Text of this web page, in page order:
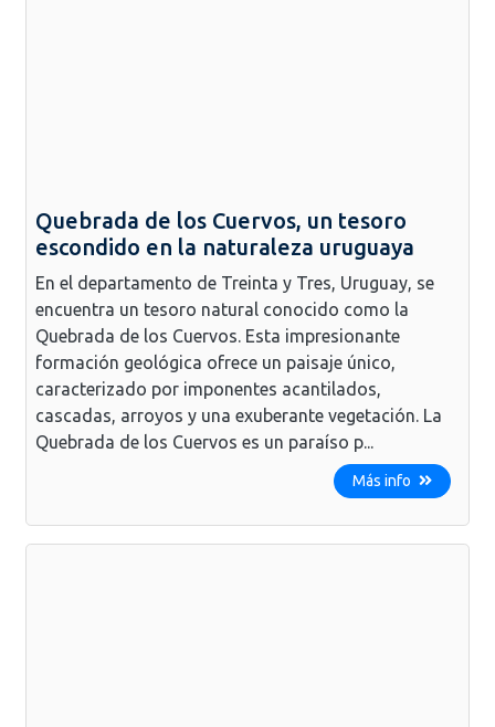
Quebrada de los Cuervos, un tesoro
escondido en la naturaleza uruguaya
En el departamento de Treinta y Tres, Uruguay, se
encuentra un tesoro natural conocido como la
Quebrada de los Cuervos. Esta impresionante
formación geológica ofrece un paisaje único,
caracterizado por imponentes acantilados,
cascadas, arroyos y una exuberante vegetación. La
Quebrada de los Cuervos es un paraíso p...
Más info